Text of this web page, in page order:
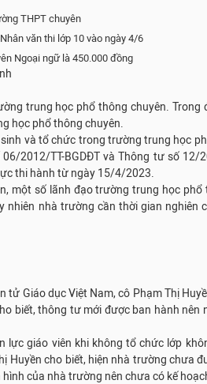
THPT chuyên
văn thi lớp 10 vào ngày 4/6
Ngoại ngữ là 450.000 đồng
trung học phổ thông chuyên. Trong
học phổ thông chuyên.
và tổ chức trong trường trung học
2012/TT-BGDĐT và Thông tư số 12/
thi hành từ ngày 15/4/2023.
một số lãnh đạo trường trung học phổ
nhà trường cần thời gian nghiên
tử Giáo dục Việt Nam, cô Phạm Thị
biết, thông tư mới được ban hành nên
lực giáo viên khi không tổ chức lớp
Huyền cho biết, hiện nhà trường chưa
của nhà trường nên chưa có kế